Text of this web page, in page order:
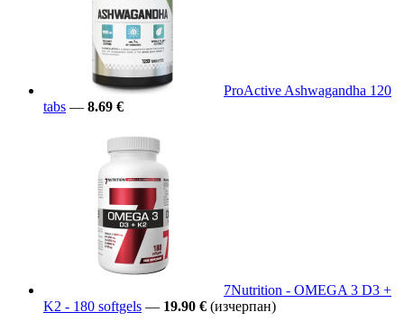
ProActive Ashwagandha 120
tabs — 8.69 €
7Nutrition - OMEGA 3 D3 +
K2 - 180 softgels — 19.90 € (изчерпан)